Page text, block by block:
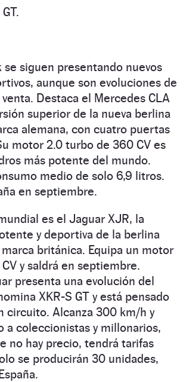
se siguen presentando nuevos
aunque son evoluciones de
Destaca el Mercedes CLA
superior de la nueva berlina
alemana, con cuatro puertas
motor 2.0 turbo de 360 CV es
más potente del mundo.
medio de solo 6,9 litros.
en septiembre.
es el Jaguar XJR, la
y deportiva de la berlina
británica. Equipa un motor
y saldrá en septiembre.
presenta una evolución del
XKR-S GT y está pensado
circuito. Alcanza 300 km/h y
a coleccionistas y millonarios,
no hay precio, tendrá tarifas
se producirán 30 unidades,